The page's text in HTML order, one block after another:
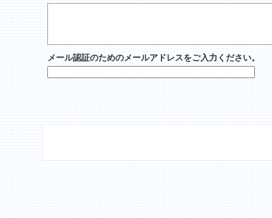
メール認証のためのメールアドレスをご入力ください。